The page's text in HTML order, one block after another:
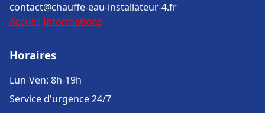
contact@chauffe-eau-installateur-4.fr
Accueil Informations
Horaires
Lun-Ven: 8h-19h
Service d'urgence 24/7